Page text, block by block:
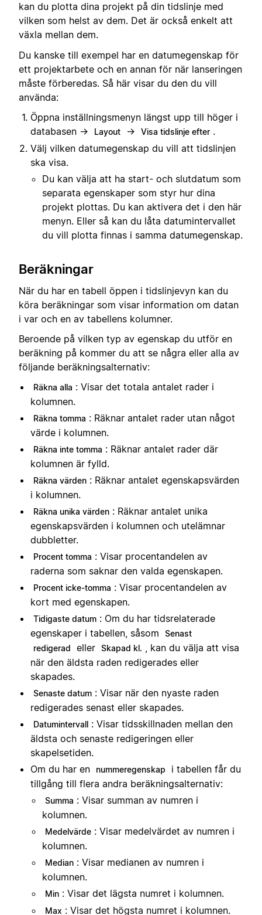
kan du plotta dina projekt på din tidslinje med
vilken som helst av dem. Det är också enkelt att
växla mellan dem.
Du kanske till exempel har en datumegenskap för
ett projektarbete och en annan för när lanseringen
måste förberedas. Så här visar du den du vill
använda:
Öppna inställningsmenyn längst upp till höger i
databasen →
Layout → Visa tidslinje efter .
Välj vilken datumegenskap du vill att tidslinjen
ska visa.
Du kan välja att ha start- och slutdatum som
separata egenskaper som styr hur dina
projekt plottas. Du kan aktivera det i den här
menyn. Eller så kan du låta datumintervallet
du vill plotta finnas i samma datumegenskap.
Beräkningar
När du har en tabell öppen i tidslinjevyn kan du
köra beräkningar som visar information om datan
i var och en av tabellens kolumner.
Beroende på vilken typ av egenskap du utför en
beräkning på kommer du att se några eller alla av
följande beräkningsalternativ:
Räkna alla : Visar det totala antalet rader i
kolumnen.
Räkna tomma : Räknar antalet rader utan något
värde i kolumnen.
Räkna inte tomma : Räknar antalet rader där
kolumnen är fylld.
Räkna värden : Räknar antalet egenskapsvärden
i kolumnen.
Räkna unika värden : Räknar antalet unika
egenskapsvärden i kolumnen och utelämnar
dubbletter.
Procent tomma : Visar procentandelen av
raderna som saknar den valda egenskapen.
Procent icke-tomma : Visar procentandelen av
kort med egenskapen.
Tidigaste datum : Om du har tidsrelaterade
egenskaper i tabellen, såsom
Senast
redigerad
eller Skapad kl. , kan du välja att visa
när den äldsta raden redigerades eller
skapades.
Senaste datum : Visar när den nyaste raden
redigerades senast eller skapades.
Datumintervall : Visar tidsskillnaden mellan den
äldsta och senaste redigeringen eller
skapelsetiden.
Om du har en
nummeregenskap
i tabellen får du
tillgång till flera andra beräkningsalternativ:
Summa : Visar summan av numren i
kolumnen.
Medelvärde : Visar medelvärdet av numren i
kolumnen.
Median : Visar medianen av numren i
kolumnen.
Min : Visar det lägsta numret i kolumnen.
Max : Visar det högsta numret i kolumnen.